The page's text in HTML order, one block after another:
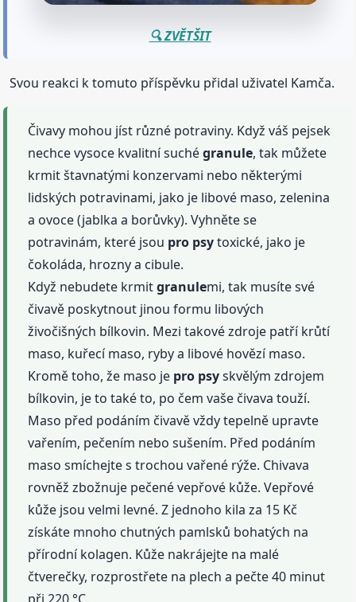
🔍 ZVĚTŠIT
Svou reakci k tomuto příspěvku přidal uživatel Kamča.
Čivavy mohou jíst různé potraviny. Když váš pejsek
nechce vysoce kvalitní suchégranule, tak můžete
krmit štavnatými konzervami nebo některými
lidských potravinami, jako je libové maso, zelenina
a ovoce (jablka a borůvky). Vyhněte se
potravinám, které jsou pro psytoxické, jako je
čokoláda, hrozny a cibule.
Když nebudete krmitgranulemi, tak musíte své
čivavě poskytnout jinou formu libových
živočišných bílkovin. Mezi takové zdroje patří krůtí
maso, kuřecí maso, ryby a libové hovězí maso.
Kromě toho, že maso je pro psyskvělým zdrojem
bílkovin, je to také to, po čem vaše čivava touží.
Maso před podáním čivavě vždy tepelně upravte
vařením, pečením nebo sušením. Před podáním
maso smíchejte s trochou vařené rýže. Chivava
rovněž zbožnuje pečené vepřové kůže. Vepřové
kůže jsou velmi levné. Z jednoho kila za 15 Kč
získáte mnoho chutných pamlsků bohatých na
přírodní kolagen. Kůže nakrájejte na malé
čtverečky, rozprostřete na plech a pečte 40 minut